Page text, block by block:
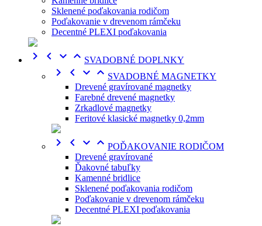
Sklenené poďakovania rodičom
Poďakovanie v drevenom rámčeku
Decentné PLEXI poďakovania
    SVADOBNÉ DOPLNKY
    SVADOBNÉ MAGNETKY
Drevené gravírované magnetky
Farebné drevené magnetky
Zrkadlové magnetky
Feritové klasické magnetky 0,2mm
    POĎAKOVANIE RODIČOM
Drevené gravírované
Ďakovné tabuľky
Kamenné bridlice
Sklenené poďakovania rodičom
Poďakovanie v drevenom rámčeku
Decentné PLEXI poďakovania